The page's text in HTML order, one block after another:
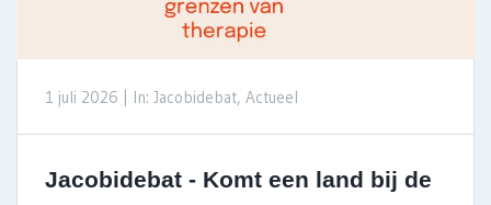
1 juli 2026 | In: Jacobidebat, Actueel
Jacobidebat - Komt een land bij de